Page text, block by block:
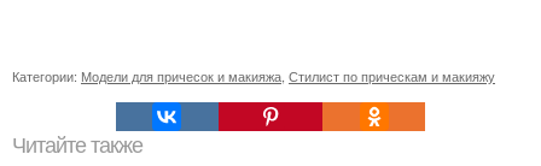
Категории: Модели для причесок и макияжа Стилист по прическам и макияжу
Читайте также